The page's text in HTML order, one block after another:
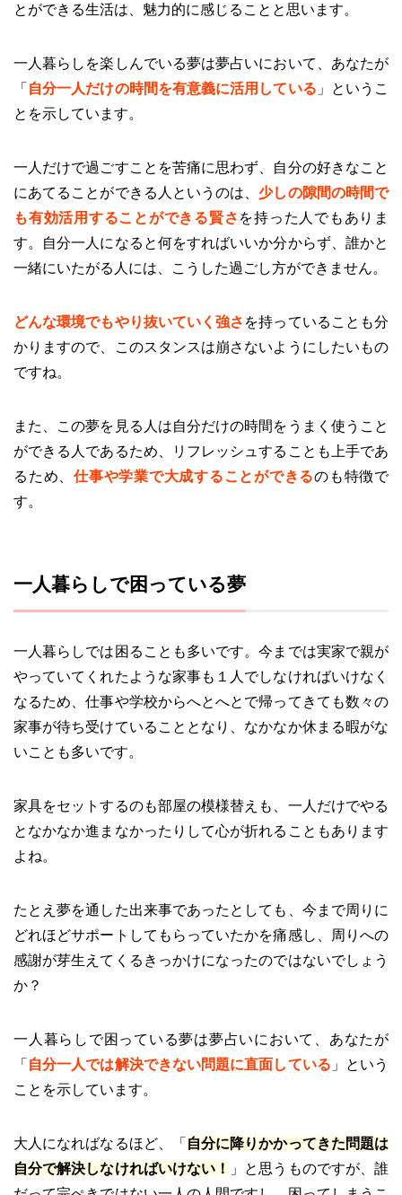
とができる生活は、魅力的に感じることと思います。
一人暮らしを楽しんでいる夢は夢占いにおいて、あなたが
「 自分一人だけの時間を有意義に活用している 」というこ
とを示しています。
一人だけで過ごすことを苦痛に思わず、自分の好きなこと
にあてることができる人というのは、少しの隙間の時間で
も有効活用することができる賢さ を持った人でもありま
す。自分一人になると何をすればいいか分からず、誰かと
一緒にいたがる人には、こうした過ごし方ができません。
どんな環境でもやり抜いていく強さ を持っていることも分
かりますので、このスタンスは崩さないようにしたいもの
ですね。
また、この夢を見る人は自分だけの時間をうまく使うこと
ができる人であるため、リフレッシュすることも上手であ
るため、 仕事や学業で大成することができるのも特徴で
す。
一人暮らしで困っている夢
一人暮らしでは困ることも多いです。今までは実家で親が
やっていてくれたような家事も１人でしなければいけなく
なるため、仕事や学校からへとへとで帰ってきても数々の
家事が待ち受けていることとなり、なかなか休まる暇がな
いことも多いです。
家具をセットするのも部屋の模様替えも、一人だけでやる
となかなか進まなかったりして心が折れることもあります
よね。
たとえ夢を通した出来事であったとしても、今まで周りに
どれほどサポートしてもらっていたかを痛感し、周りへの
感謝が芽生えてくるきっかけになったのではないでしょう
か？
一人暮らしで困っている夢は夢占いにおいて、あなたが
「 自分一人では解決できない問題に直面している 」という
ことを示しています。
大人になればなるほど、「 自分に降りかかってきた問題は
自分で解決しなければいけない！
」と思うものですが、誰